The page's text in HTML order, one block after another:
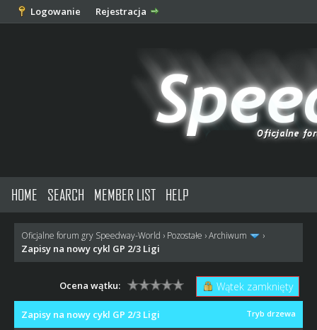
Logowanie Rejestracja
HOME SEARCH MEMBER LIST HELP
Oficjalne forum gry Speedway-World › Pozostałe ›Archiwum ›
Zapisy na nowy cykl GP 2/3 Ligi
Wątek zamknięty
Ocena wątku:
Tryb drzewa
Zapisy na nowy cykl GP 2/3 Ligi